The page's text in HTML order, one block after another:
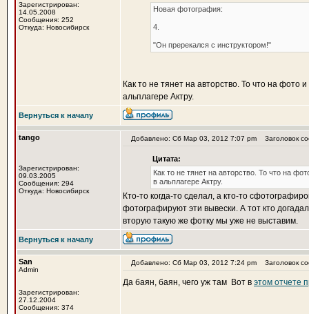
Зарегистрирован:
14.05.2008
Сообщения: 252
Откуда: Новосибирск
Новая фотография:
4.
"Он пререкался с инструктором!"
Как то не тянет на авторство. То что на фото
альплагере Актру.
Вернуться к началу
tango
Зарегистрирован:
09.03.2005
Сообщения: 294
Откуда: Новосибирск
Добавлено: Сб Мар 03, 2012 7:07 pm Заголовок
Цитата:
Как то не тянет на авторство. То что на
в альплагере Актру.
Кто-то когда-то сделал, а кто-то
фотографируют эти вывески. А тот кто
вторую такую же фотку мы уже не выставим.
Вернуться к началу
San
Admin
Зарегистрирован:
27.12.2004
Сообщения: 374
Добавлено: Сб Мар 03, 2012 7:24 pm Заголовок
Да баян, баян, чего уж там Вот в этом отчете